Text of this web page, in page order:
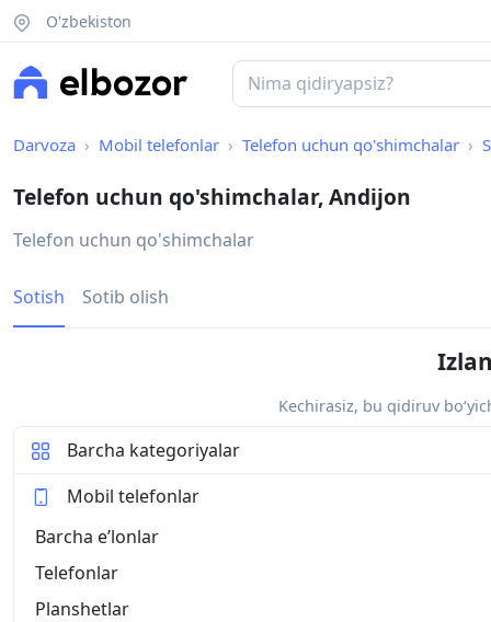
O'zbekiston
Darvoza Mobil telefonlar Telefon uchun qo'shimchalar
Telefon uchun qo'shimchalar, Andijon
Telefon uchun qo'shimchalar
Sotish Sotib olish
Kechirasiz, bu qidiruv
Barcha kategoriyalar
Mobil telefonlar
Barcha eʼlonlar
Telefonlar
Planshetlar